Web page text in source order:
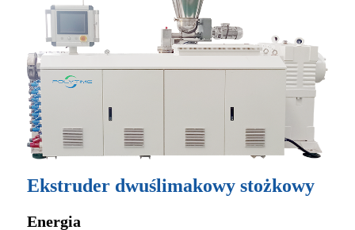
Ekstruder dwuślimakowy stożkowy
Energia